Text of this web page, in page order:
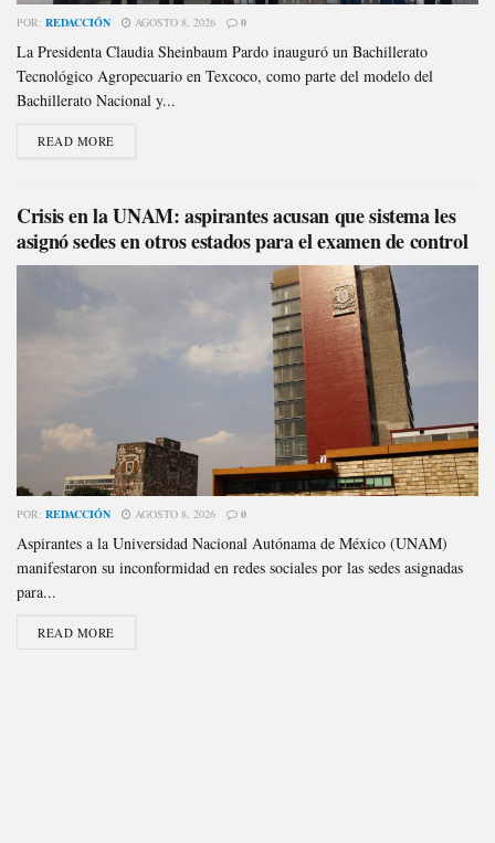
POR: REDACCIÓN AGOSTO 8, 2026 0
La Presidenta Claudia Sheinbaum Pardo inauguró un Bachillerato
Tecnológico Agropecuario en Texcoco, como parte del modelo del
Bachillerato Nacional y...
READ MORE
Crisis en la UNAM: aspirantes acusan que sistema les
asignó sedes en otros estados para el examen de control
POR: REDACCIÓN AGOSTO 8, 2026 0
Aspirantes a la Universidad Nacional Autónama de México (UNAM)
manifestaron su inconformidad en redes sociales por las sedes asignadas
para...
READ MORE